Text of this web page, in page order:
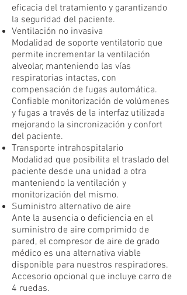
eficacia del tratamiento y garantizando
la seguridad del paciente.
Ventilación no invasiva
Modalidad de soporte ventilatorio que
permite incrementar la ventilación
alveolar, manteniendo las vías
respiratorias intactas, con
compensación de fugas automática.
Confiable monitorización de volúmenes
y fugas a través de la interfaz utilizada
mejorando la sincronización y confort
del paciente.
Transporte intrahospitalario
Modalidad que posibilita el traslado del
paciente desde una unidad a otra
manteniendo la ventilación y
monitorización del mismo.
Suministro alternativo de aire
Ante la ausencia o deficiencia en el
suministro de aire comprimido de
pared, el compresor de aire de grado
médico es una alternativa viable
disponible para nuestros respiradores.
Accesorio opcional que incluye carro de
4 ruedas.